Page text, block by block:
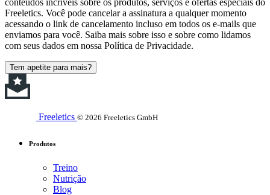
conteúdos incríveis sobre os produtos, serviços e ofertas especiais do
Freeletics. Você pode cancelar a assinatura a qualquer momento
acessando o link de cancelamento incluso em todos os e-mails que
enviamos para você. Saiba mais sobre isso e sobre como lidamos
com seus dados em nossa Política de Privacidade.
Tem apetite para mais?
Freeletics © 2026 Freeletics GmbH
Produtos
Treino
Nutrição
Blog